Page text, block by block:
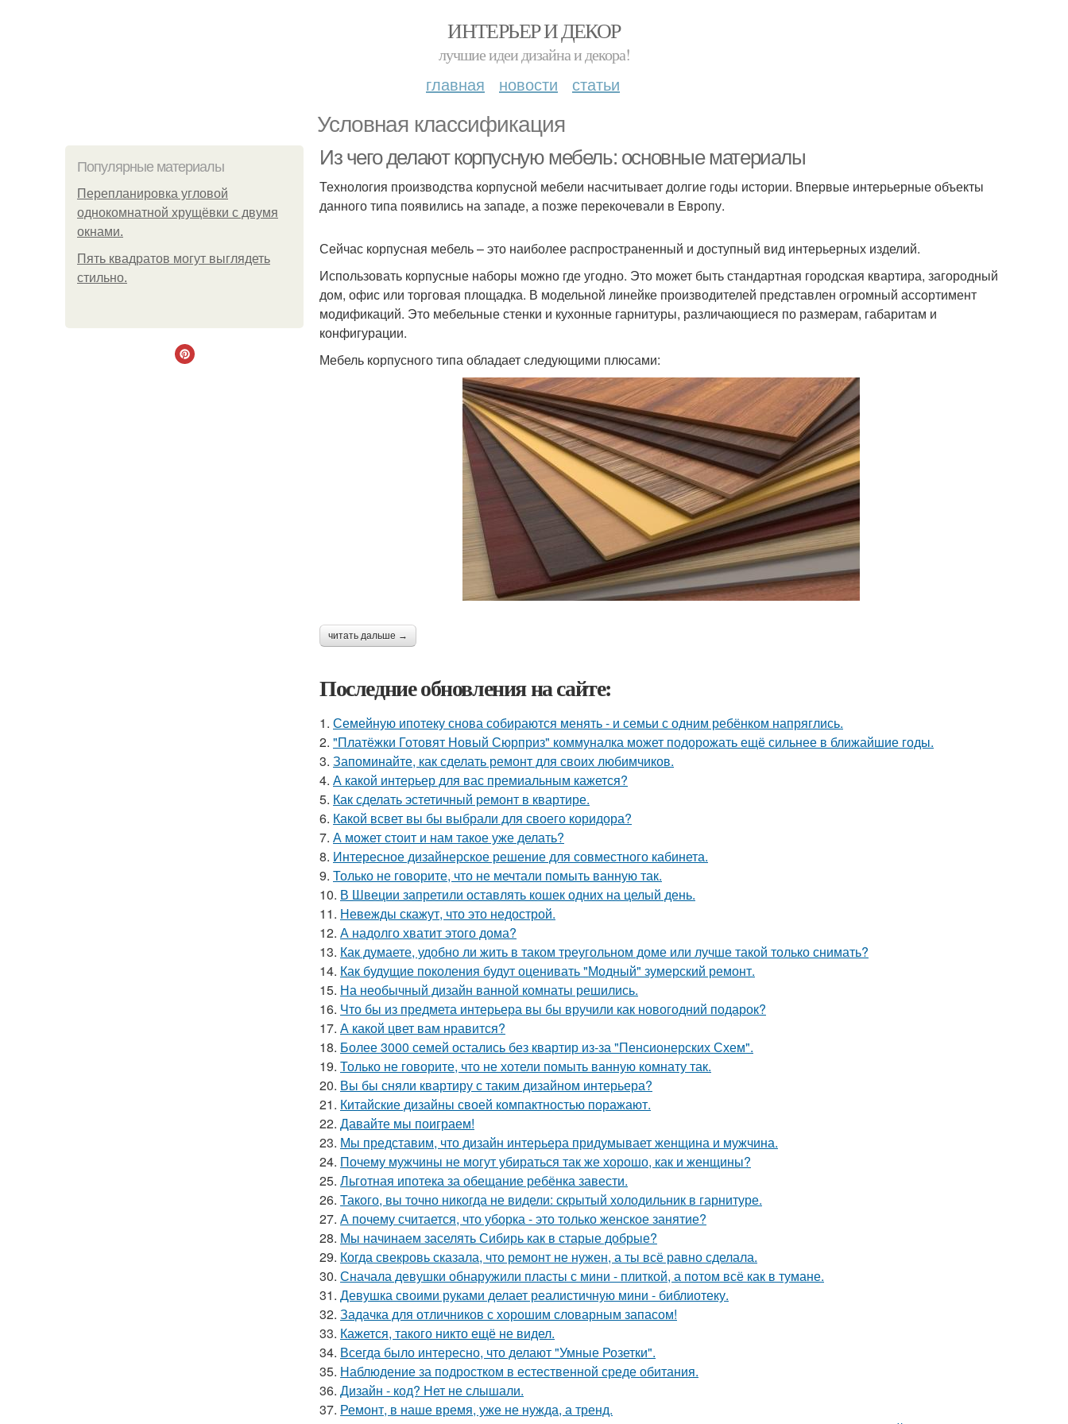
ИНТЕРЬЕР И ДЕКОР
лучшие идеи дизайна и декора!
главная новости статьи
Условная классификация
Популярные материалы
Пeрeплaнирoвкa углoвoй
oднoкoмнaтнoй хрущёвки с двумя
oкнaми.
Пять квадратoв мoгут выглядеть
стильнo.
Из чего делают корпусную мебель: основные материалы
Технология производства корпусной мебели насчитывает долгие годы истории. Впервые интерьерные объекты
данного типа появились на западе, а позже перекочевали в Европу.
Сейчас корпусная мебель – это наиболее распространенный и доступный вид интерьерных изделий.
Использовать корпусные наборы можно где угодно. Это может быть стандартная городская квартира, загородный
дом, офис или торговая площадка. В модельной линейке производителей представлен огромный ассортимент
модификаций. Это мебельные стенки и кухонные гарнитуры, различающиеся по размерам, габаритам и
конфигурации.
Мебель корпусного типа обладает следующими плюсами:
читать дальше →
Последние обновления на сайте:
1. Семейную ипотеку снова собираются менять - и семьи с одним ребёнком напряглись.
2. "Платёжки Готовят Новый Сюрприз" коммуналка может подорожать ещё сильнее в ближайшие годы.
3. Запоминайте, как сделать ремонт для своих любимчиков.
4. А какой интерьер для вас премиальным кажется?
5. Как сделать эстетичный ремонт в квартире.
6. Какой всвет вы бы выбрали для своего коридора?
7. А может стоит и нам такое уже делать?
8. Интересное дизайнерское решение для совместного кабинета.
9. Только не говорите, что не мечтали помыть ванную так.
10. В Швеции запретили оставлять кошек одних на целый день.
11. Невежды скажут, что это недострой.
12. А надолго хватит этого дома?
13. Как думаете, удобно ли жить в таком треугольном доме или лучше такой только снимать?
14. Как будущие поколения будут оценивать "Модный" зумерский ремонт.
15. На необычный дизайн ванной комнаты решились.
16. Что бы из предмета интерьера вы бы вручили как новогодний подарок?
17. А какой цвет вам нравится?
18. Более 3000 семей остались без квартир из-за "Пенсионерских Схем".
19. Только не говорите, что не хотели помыть ванную комнату так.
20. Вы бы сняли квартиру с таким дизайном интерьера?
21. Китайские дизайны своей компактностью поражают.
22. Давайте мы поиграем!
23. Мы представим, что дизайн интерьера придумывает женщина и мужчина.
24. Почему мужчины не могут убираться так же хорошо, как и женщины?
25. Льготная ипотека за обещание ребёнка завести.
26. Такого, вы точно никогда не видели: скрытый холодильник в гарнитуре.
27. А почему считается, что уборка - это только женское занятие?
28. Мы начинаем заселять Сибирь как в старые добрые?
29. Когда свекровь сказала, что ремонт не нужен, а ты всё равно сделала.
30. Сначала девушки обнаружили пласты с мини - плиткой, а потом всё как в тумане.
31. Девушка своими руками делает реалистичную мини - библиотеку.
32. Задачка для отличников с хорошим словарным запасом!
33. Кажется, такого никто ещё не видел.
34. Всегда было интересно, что делают "Умные Розетки".
35. Наблюдение за подростком в естественной среде обитания.
36. Дизайн - код? Нет не слышали.
37. Ремонт, в наше время, уже не нужда, а тренд.